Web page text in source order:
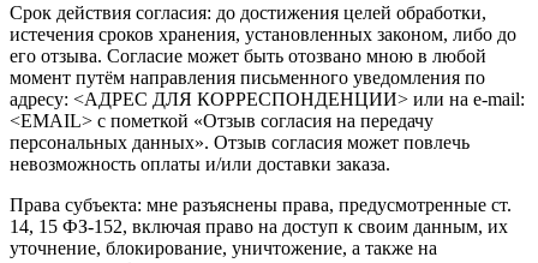
Срок действия согласия: до достижения целей обработки,
истечения сроков хранения, установленных законом, либо до
его отзыва. Согласие может быть отозвано мною в любой
момент путём направления письменного уведомления по
адресу: <АДРЕС ДЛЯ КОРРЕСПОНДЕНЦИИ> или на e‑mail:
<EMAIL> с пометкой «Отзыв согласия на передачу
персональных данных». Отзыв согласия может повлечь
невозможность оплаты и/или доставки заказа.
Права субъекта: мне разъяснены права, предусмотренные ст.
14, 15 ФЗ‑152, включая право на доступ к своим данным, их
уточнение, блокирование, уничтожение, а также на